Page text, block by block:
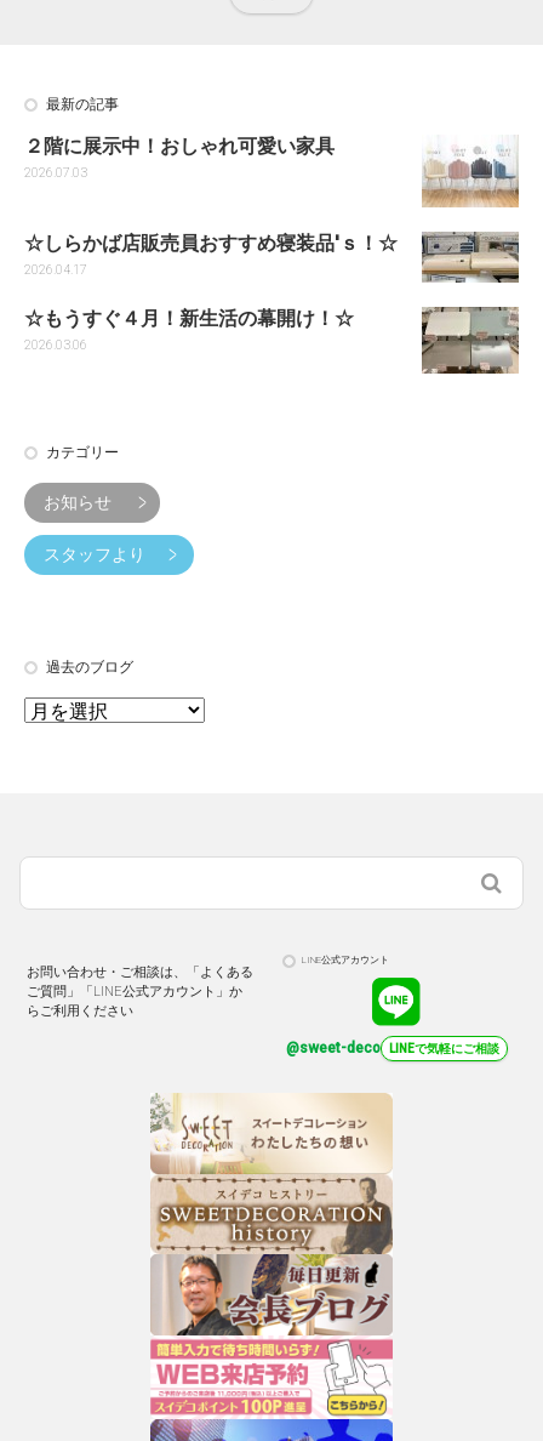
最新の記事
２階に展示中！おしゃれ可愛い家具
2026.07.03
☆しらかば店販売員おすすめ寝装品'ｓ！☆
2026.04.17
☆もうすぐ４月！新生活の幕開け！☆
2026.03.06
カテゴリー
お知らせ
スタッフより
過去のブログ
お問い合わせ・ご相談は、「よくある
ご質問」「LINE公式アカウント」か
らご利用ください
LINE公式アカウント
@sweet-deco LINEで気軽にご相談